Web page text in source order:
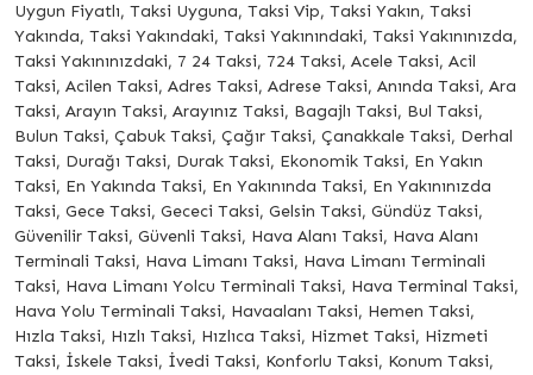
Uygun Fiyatlı, Taksi Uyguna, Taksi Vip, Taksi Yakın, Taksi
Yakında, Taksi Yakındaki, Taksi Yakınındaki, Taksi Yakınınızda,
Taksi Yakınınızdaki, 7 24 Taksi, 724 Taksi, Acele Taksi, Acil
Taksi, Acilen Taksi, Adres Taksi, Adrese Taksi, Anında Taksi, Ara
Taksi, Arayın Taksi, Arayınız Taksi, Bagajlı Taksi, Bul Taksi,
Bulun Taksi, Çabuk Taksi, Çağır Taksi, Çanakkale Taksi, Derhal
Taksi, Durağı Taksi, Durak Taksi, Ekonomik Taksi, En Yakın
Taksi, En Yakında Taksi, En Yakınında Taksi, En Yakınınızda
Taksi, Gece Taksi, Gececi Taksi, Gelsin Taksi, Gündüz Taksi,
Güvenilir Taksi, Güvenli Taksi, Hava Alanı Taksi, Hava Alanı
Terminali Taksi, Hava Limanı Taksi, Hava Limanı Terminali
Taksi, Hava Limanı Yolcu Terminali Taksi, Hava Terminal Taksi,
Hava Yolu Terminali Taksi, Havaalanı Taksi, Hemen Taksi,
Hızla Taksi, Hızlı Taksi, Hızlıca Taksi, Hizmet Taksi, Hizmeti
Taksi, İskele Taksi, İvedi Taksi, Konforlu Taksi, Konum Taksi,